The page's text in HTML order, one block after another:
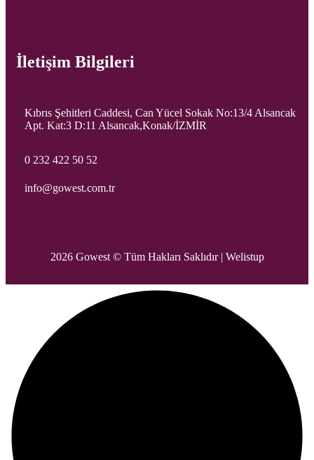
İletişim Bilgileri
Kıbrıs Şehitleri Caddesi, Can Yücel Sokak No:13/4 Alsancak
Apt. Kat:3 D:11 Alsancak,Konak/İZMİR
0 232 422 50 52
info@gowest.com.tr
2026 Gowest © Tüm Hakları Saklıdır | Welistup